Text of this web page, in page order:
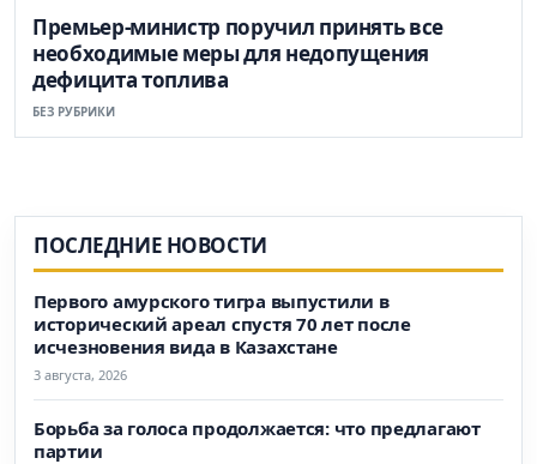
Премьер-министр поручил принять все
необходимые меры для недопущения
дефицита топлива
БЕЗ РУБРИКИ
ПОСЛЕДНИЕ НОВОСТИ
Первого амурского тигра выпустили в
исторический ареал спустя 70 лет после
исчезновения вида в Казахстане
3 августа, 2026
Борьба за голоса продолжается: что предлагают
партии